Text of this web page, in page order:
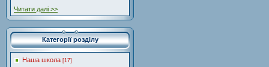
Читати далі >>
Категорії розділу
Наша школа [17]